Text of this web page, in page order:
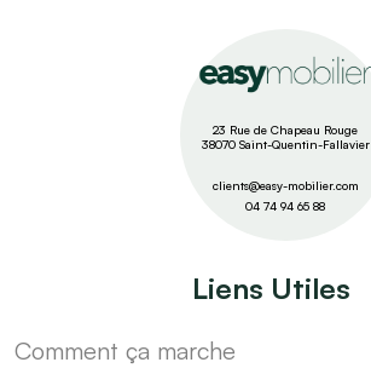
23 Rue de Chapeau Rouge
38070 Saint-Quentin-Fallavier
clients@easy-mobilier.com
04 74 94 65 88
Liens Utiles
Comment ça marche